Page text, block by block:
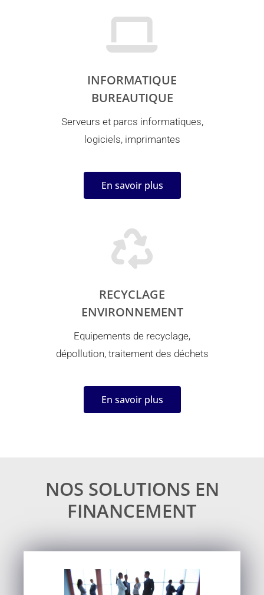
INFORMATIQUE
BUREAUTIQUE
Serveurs et parcs informatiques,
logiciels, imprimantes
En savoir plus
RECYCLAGE
ENVIRONNEMENT
Equipements de recyclage,
dépollution, traitement des déchets
En savoir plus
NOS SOLUTIONS EN
FINANCEMENT